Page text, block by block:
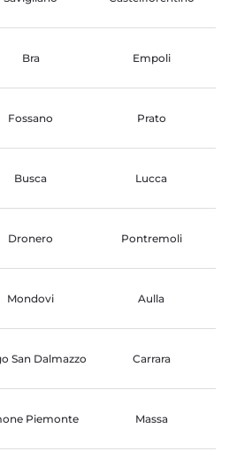
Bra Empoli
Fossano Prato
Busca Lucca
Dronero Pontremoli
Mondovi Aulla
San Dalmazzo Carrara
Piemonte Massa